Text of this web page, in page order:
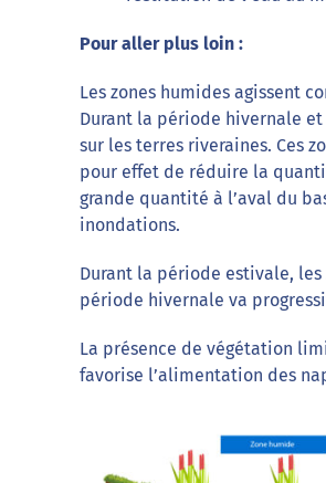
Pour aller plus loin :
Les zones humides agissent
Durant la période hivernale
sur les terres riveraines. Ces
pour effet de réduire la
grande quantité à l’aval du
inondations.
Durant la période estivale, les
période hivernale va
La présence de végétation
favorise l’alimentation des